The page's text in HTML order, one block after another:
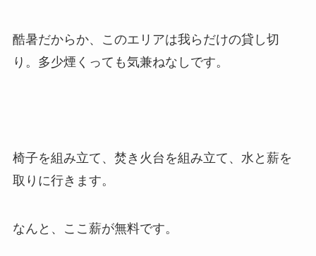
酷暑だからか、このエリアは我らだけの貸し切
り。多少煙くっても気兼ねなしです。
椅子を組み立て、焚き火台を組み立て、水と薪を
取りに行きます。
なんと、ここ薪が無料です。